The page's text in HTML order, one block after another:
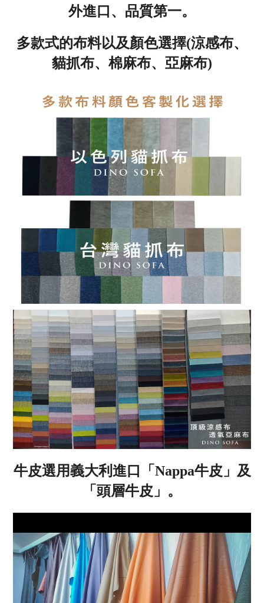
外進口、品質第一。
多款式的布料以及顏色選擇(涼感布、
貓抓布、棉麻布、亞麻布)
牛皮選用義大利進口「 Nappa牛皮」及
「頭層牛皮」。